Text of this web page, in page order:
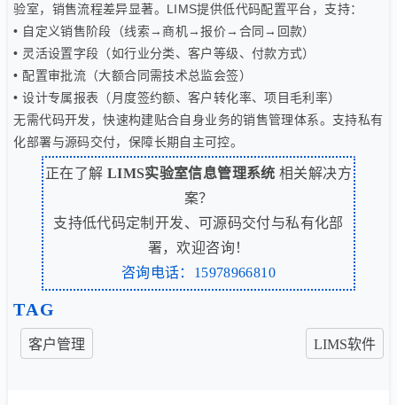
验室，销售流程差异显著。LIMS提供低代码配置平台，支持：
• 自定义销售阶段（线索→商机→报价→合同→回款）
• 灵活设置字段（如行业分类、客户等级、付款方式）
• 配置审批流（大额合同需技术总监会签）
• 设计专属报表（月度签约额、客户转化率、项目毛利率）
无需代码开发，快速构建贴合自身业务的销售管理体系。支持私有
化部署与源码交付，保障长期自主可控。
正在了解 LIMS实验室信息管理系统 相关解决方
案？
支持低代码定制开发、可源码交付与私有化部
署，欢迎咨询！
咨询电话：15978966810
TAG
客户管理 LIMS软件